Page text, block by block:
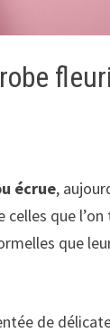
écrue,
que
que
de